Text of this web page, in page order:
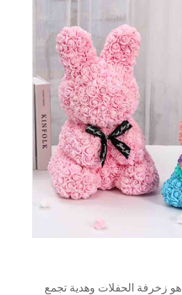
YSD® Rose Rabbit هو زخرفة الحفلات وهدية تجمع